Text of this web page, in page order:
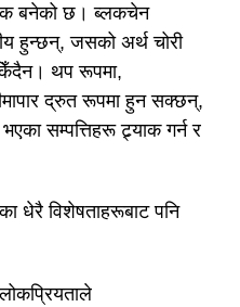
बनेको छ। ब्लकचेन
हुन्छन्, जसको अर्थ चोरी
थप रूपमा,
द्रुत रूपमा हुन सक्छन्,
सम्पत्तिहरू ट्र्याक गर्न र
धेरै विशेषताहरूबाट पनि